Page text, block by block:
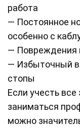
работа
— Постоянное
особенно с
— Повреждения
— Избыточный
стопы
Если учесть все
заниматься
можно